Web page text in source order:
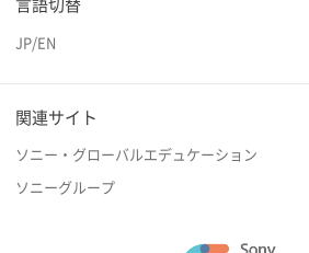
言語切替
JP/EN
関連サイト
ソニー・グローバルエデュケーション
ソニーグループ